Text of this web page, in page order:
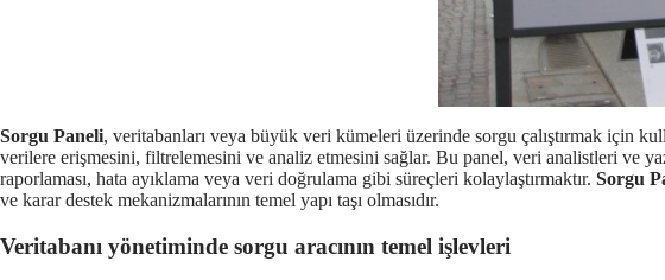
Sorgu Paneli, veritabanları veya büyük veri kümeleri üzerinde sorgu çalıştırmak için
verilere erişmesini, filtrelemesini ve analiz etmesini sağlar. Bu panel, veri analistleri ve
raporlaması, hata ayıklama veya veri doğrulama gibi süreçleri kolaylaştırmaktır. Sorgu
ve karar destek mekanizmalarının temel yapı taşı olmasıdır.
Veritabanı yönetiminde sorgu aracının temel işlevleri